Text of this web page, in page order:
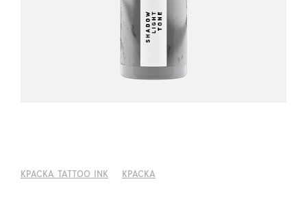
КРАСКА TATTOO INK КРАСКА